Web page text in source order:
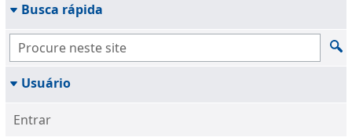
Busca rápida
Usuário
Entrar